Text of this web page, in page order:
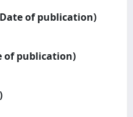
of publication)
of publication)